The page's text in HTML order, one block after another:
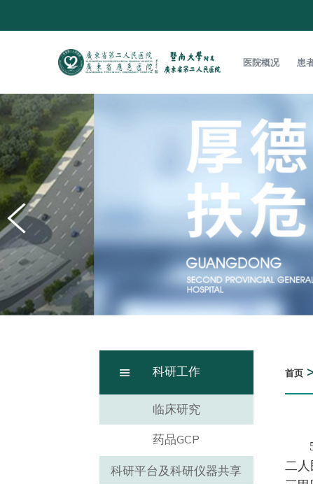
医院概况 患
科研工作
临床研究
药品GCP
科研平台及科研仪器共享
首页 >
二人